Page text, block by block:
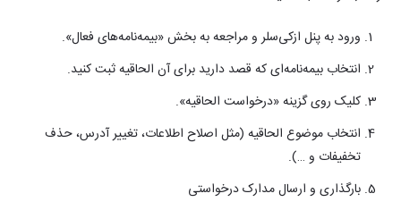
ورود به پنل ازکی‌سلر و مراجعه به بخش «بیمه‌نامه‌های فعال».
انتخاب بیمه‌نامه‌ای که قصد دارید برای آن الحاقیه ثبت کنید.
کلیک روی گزینه «درخواست الحاقیه».
انتخاب موضوع الحاقیه (مثل اصلاح اطلاعات، تغییر آدرس، حذف
تخفیفات و …).
بارگذاری و ارسال مدارک درخواستی